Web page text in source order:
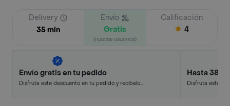
Delivery
35 min
Envío
Gratis
(nuevos usuarios)
Calificación
4
Envío gratis en tu pedido
Disfruta este descuento en tu pedido y recíbelo
Hasta 38%
Disfruta este